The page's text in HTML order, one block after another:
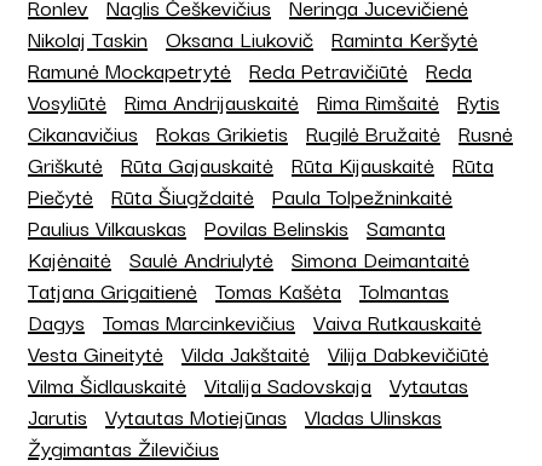
Ronlev Naglis Češkevičius Neringa Jucevičienė
Nikolaj Taskin Oksana Liukovič Raminta Keršytė
Ramunė Mockapetrytė Reda Petravičiūtė Reda
Vosyliūtė Rima Andrijauskaitė Rima Rimšaitė Rytis
Cikanavičius Rokas Grikietis Rugilė Bružaitė Rusnė
Griškutė Rūta Gajauskaitė Rūta Kijauskaitė Rūta
Piečytė Rūta Šiugždaitė Paula Tolpežninkaitė
Paulius Vilkauskas Povilas Belinskis Samanta
Kajėnaitė Saulė Andriulytė Simona Deimantaitė
Tatjana Grigaitienė Tomas Kašėta Tolmantas
Dagys Tomas Marcinkevičius Vaiva Rutkauskaitė
Vesta Gineitytė Vilda Jakštaitė Vilija Dabkevičiūtė
Vilma Šidlauskaitė Vitalija Sadovskaja Vytautas
Jarutis Vytautas Motiejūnas Vladas Ulinskas
Žygimantas Žilevičius